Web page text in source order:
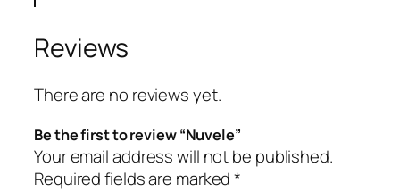
n
t
i
t
y
Reviews
There are no reviews yet.
Be the first to review “Nuvele”
Your email address will not be published.
Required fields are marked*